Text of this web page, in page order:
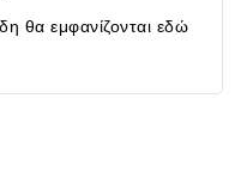
θα εμφανίζονται εδώ